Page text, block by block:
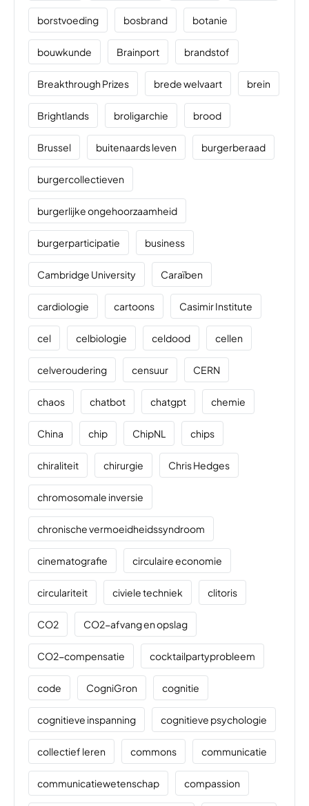
borstvoeding bosbrand botanie
bouwkunde Brainport brandstof
Breakthrough Prizes brede welvaart brein
Brightlands broligarchie brood
Brussel buitenaards leven burgerberaad
burgercollectieven
burgerlijke ongehoorzaamheid
burgerparticipatie business
Cambridge University Caraïben
cardiologie cartoons Casimir Institute
cel celbiologie celdood cellen
celveroudering censuur CERN
chaos chatbot chatgpt chemie
China chip ChipNL chips
chiraliteit chirurgie Chris Hedges
chromosomale inversie
chronische vermoeidheidssyndroom
cinematografie circulaire economie
circulariteit civiele techniek clitoris
CO2 CO2-afvang en opslag
CO2-compensatie cocktailpartyprobleem
code CogniGron cognitie
cognitieve inspanning cognitieve psychologie
collectief leren commons communicatie
communicatiewetenschap compassion